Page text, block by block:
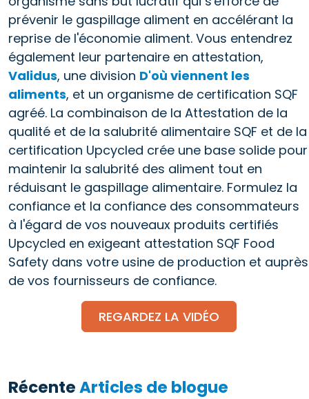
prévenir le gaspillage aliment en accélérant la
reprise de l'économie aliment. Vous entendrez
également leur partenaire en attestation,
Validus, une division D'où viennent les
aliments, et un organisme de certification SQF
agréé. La combinaison de la Attestation de la
qualité et de la salubrité alimentaire SQF et de la
certification Upcycled crée une base solide pour
maintenir la salubrité des aliment tout en
réduisant le gaspillage alimentaire. Formulez la
confiance et la confiance des consommateurs
à l'égard de vos nouveaux produits certifiés
Upcycled en exigeant attestation SQF Food
Safety dans votre usine de production et auprès
de vos fournisseurs de confiance.
REGARDEZ LA VIDÉO
RécenteArticles de blogue